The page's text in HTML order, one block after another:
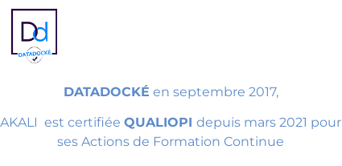
DATADOCKÉ en septembre 2017,
AKALI est certifiéeQUALIOPIdepuis mars 2021 pour
ses Actions de Formation Continue